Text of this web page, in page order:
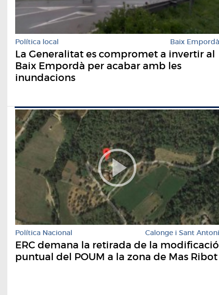
Política local Baix Empordà
La Generalitat es compromet a invertir al
Baix Empordà per acabar amb les
inundacions
Política Nacional Calonge i Sant Antoni
ERC demana la retirada de la modificació
puntual del POUM a la zona de Mas Ribot